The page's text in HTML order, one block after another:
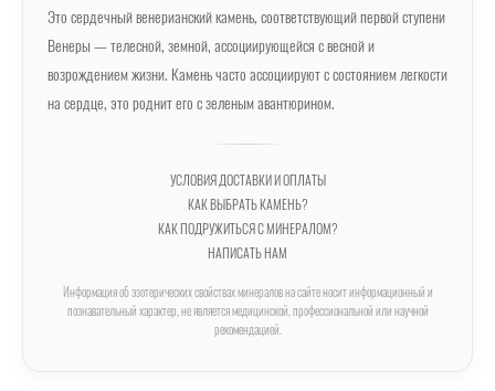
Это сердечный венерианский камень, соответствующий первой ступени
Венеры — телесной, земной, ассоциирующейся с весной и
возрождением жизни. Камень часто ассоциируют с состоянием легкости
на сердце, это роднит его с зеленым авантюрином.
УСЛОВИЯ ДОСТАВКИ И ОПЛАТЫ
КАК ВЫБРАТЬ КАМЕНЬ?
КАК ПОДРУЖИТЬСЯ С МИНЕРАЛОМ?
НАПИСАТЬ НАМ
Информация об эзотерических свойствах минералов на сайте носит информационный и
познавательный характер, не является медицинской, профессиональной или научной
рекомендацией.